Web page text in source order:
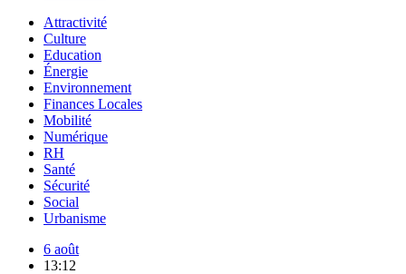
Attractivité
Culture
Education
Énergie
Environnement
Finances Locales
Mobilité
Numérique
RH
Santé
Sécurité
Social
Urbanisme
6 août
13:12